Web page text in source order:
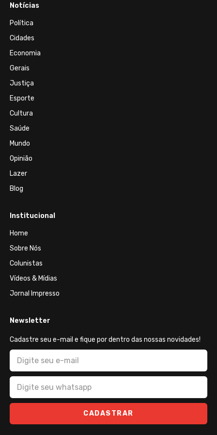
Notícias
Política
Cidades
Economia
Gerais
Justiça
Esporte
Cultura
Saúde
Mundo
Opinião
Lazer
Blog
Institucional
Home
Sobre Nós
Colunistas
Vídeos & Mídias
Jornal Impresso
Newsletter
Cadastre seu e-mail e fique por dentro das nossas novidades!
CADASTRAR